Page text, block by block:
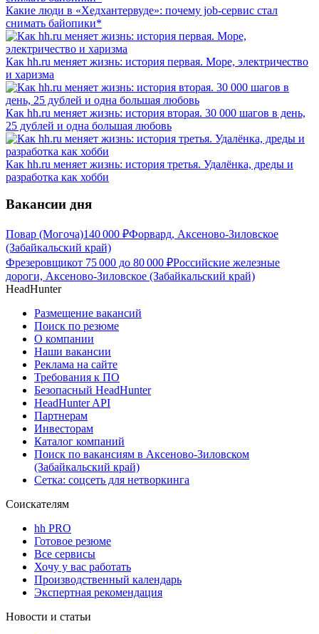
Какие люди в «Хедхантервуде»: почему job-сервис стал
снимать байопики*
Как hh.ru меняет жизнь: история первая. Море, электричество
и харизма
Как hh.ru меняет жизнь: история вторая. 30 000 шагов в день,
25 дублей и одна большая любовь
Как hh.ru меняет жизнь: история третья. Удалёнка, дреды и
разработка как хобби
Вакансии дня
Повар (Могоча)140 000 ₽Форвард, Аксеново-Зиловское
(Забайкальский край)
Фрезеровщикот 75 000 до 80 000 ₽Российские железные
дороги, Аксеново-Зиловское (Забайкальский край)
HeadHunter
Размещение вакансий
Поиск по резюме
О компании
Наши вакансии
Реклама на сайте
Требования к ПО
Безопасный HeadHunter
HeadHunter API
Партнерам
Инвесторам
Каталог компаний
Поиск по вакансиям в Аксеново-Зиловском
(Забайкальский край)
Сетка: соцсеть для нетворкинга
Соискателям
hh PRO
Готовое резюме
Все сервисы
Хочу у вас работать
Производственный календарь
Экспертная рекомендация
Новости и статьи